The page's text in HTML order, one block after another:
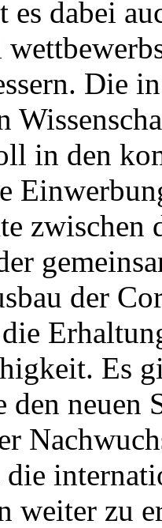
es dabei
Die
in den
zwischen
der
Es
neuen
weiter zu